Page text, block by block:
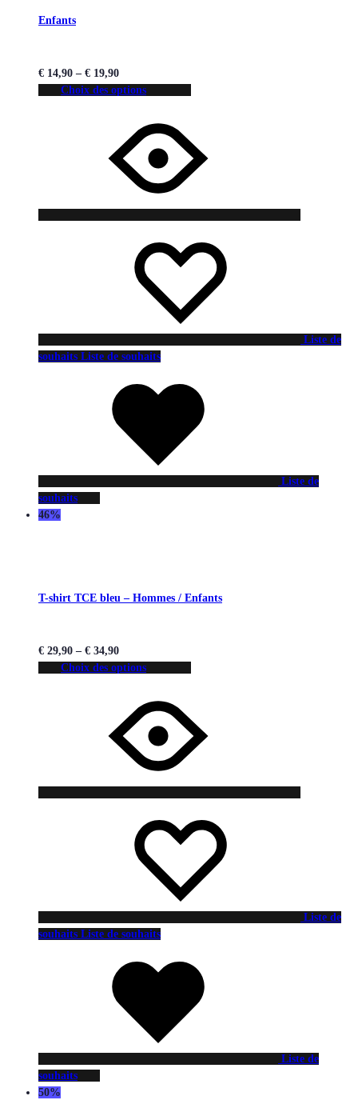
Enfants
€ 14,90 – € 19,90
Choix des options
Liste de
souhaits Liste de souhaits
Liste de
souhaits
46%
T-shirt TCE bleu – Hommes / Enfants
€ 29,90 – € 34,90
Choix des options
Liste de
souhaits Liste de souhaits
Liste de
souhaits
50%